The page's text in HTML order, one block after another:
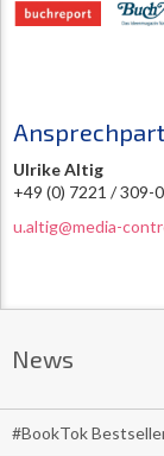
Ulrike Altig
+49 (0) 7221 / 309-0
u.altig@media-
News
#BookTok